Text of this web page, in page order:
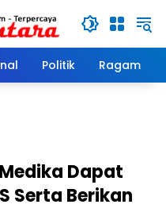
Politik Ragam
Dapat
Serta Berikan